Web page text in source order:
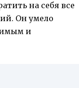
на себя все
Он умело
и